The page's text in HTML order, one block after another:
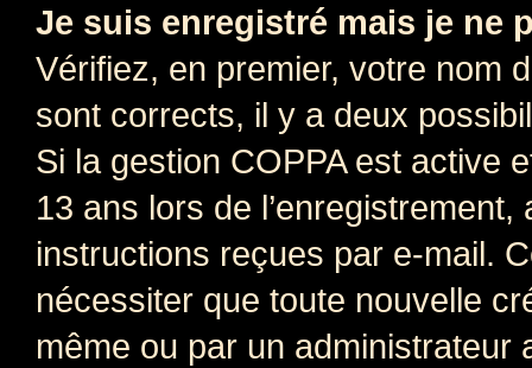
Je suis enregistré mais je ne
Vérifiez, en premier, votre nom
sont corrects, il y a deux
Si la gestion COPPA est active
13 ans lors de
instructions reçues par e-mail.
nécessiter que toute nouvelle
même ou par un